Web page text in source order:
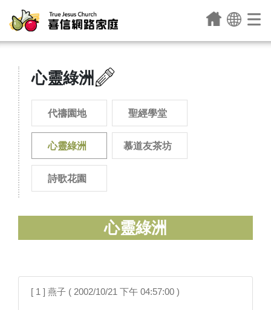
心靈綠洲
代禱園地 聖經學堂
心靈綠洲 慕道友茶坊
詩歌花園
心靈綠洲
[ 1 ] 燕子 ( 2002/10/21 下午 04:57:00 )